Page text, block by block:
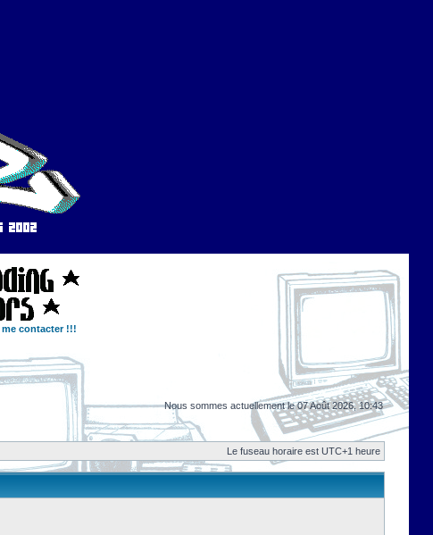
me contacter !!!
Nous sommes actuellement le 07 Août 2026, 10:43
Le fuseau horaire est UTC+1 heure